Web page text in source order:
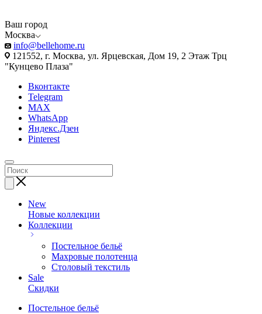
Ваш город
Москва
info@bellehome.ru
121552, г. Москва, ул. Ярцевская, Дом 19, 2 Этаж Трц
"Кунцево Плаза"
Вконтакте
Telegram
MAX
WhatsApp
Яндекс.Дзен
Pinterest
New
Новые коллекции
Коллекции
Постельное бельё
Махровые полотенца
Столовый текстиль
Sale
Скидки
Постельное бельё